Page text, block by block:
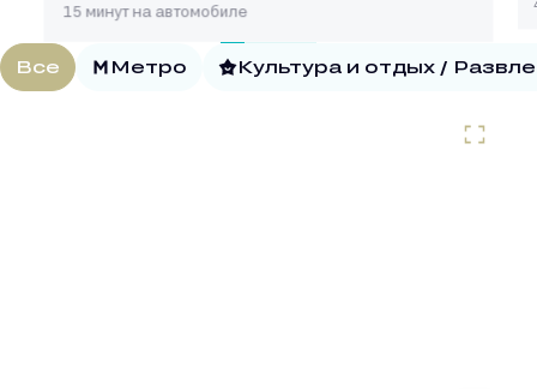
15 минут на автомобиле
Все Метро Культура и отдых /